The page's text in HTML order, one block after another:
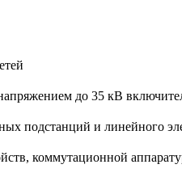
до 35 кВ
подстанций и линейного
коммутационной